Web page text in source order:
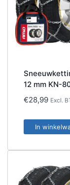
12 mm KN-
€28,99 Excl.
In